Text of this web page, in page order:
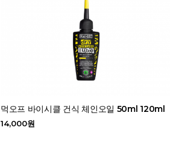
먹오프 바이시클 건식 체인오일 50ml 120ml
14,000원